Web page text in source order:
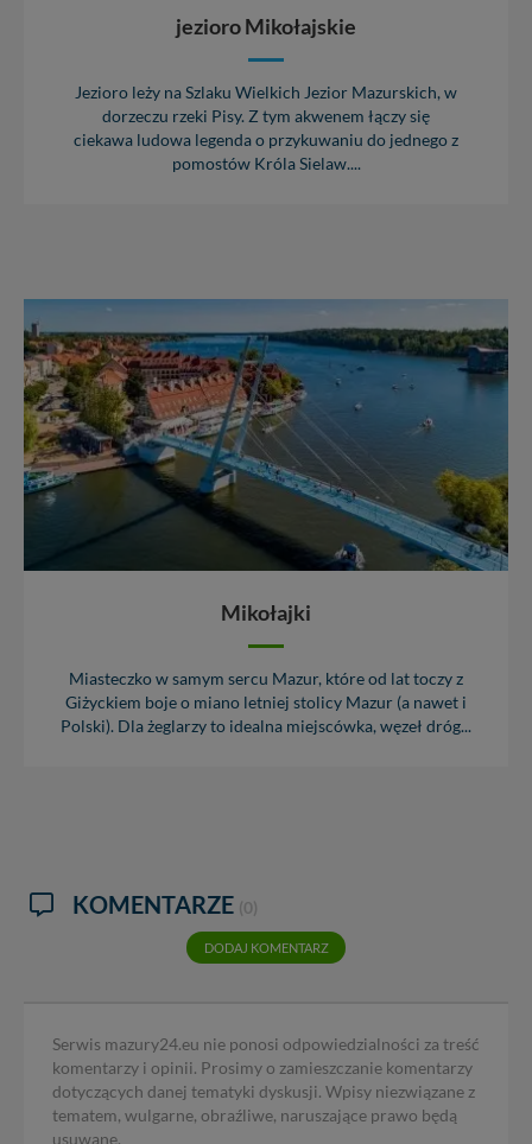
jezioro Mikołajskie
Jezioro leży na Szlaku Wielkich Jezior Mazurskich, w
dorzeczu rzeki Pisy. Z tym akwenem łączy się
ciekawa ludowa legenda o przykuwaniu do jednego z
pomostów Króla Sielaw....
Mikołajki
Miasteczko w samym sercu Mazur, które od lat toczy z
Giżyckiem boje o miano letniej stolicy Mazur (a nawet i
Polski). Dla żeglarzy to idealna miejscówka, węzeł dróg...
KOMENTARZE (0)
DODAJ KOMENTARZ
Serwis mazury24.eu nie ponosi odpowiedzialności za treść
komentarzy i opinii. Prosimy o zamieszczanie komentarzy
dotyczących danej tematyki dyskusji. Wpisy niezwiązane z
tematem, wulgarne, obraźliwe, naruszające prawo będą
usuwane.